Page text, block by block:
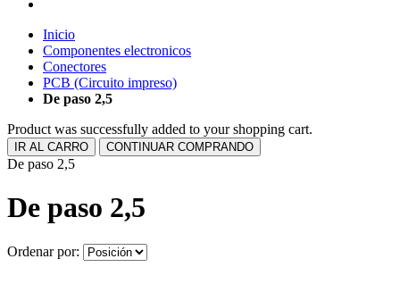
Inicio
Componentes electronicos
Conectores
PCB (Circuito impreso)
De paso 2,5
Product was successfully added to your shopping cart.
IR AL CARRO CONTINUAR COMPRANDO
De paso 2,5
De paso 2,5
Ordenar por: